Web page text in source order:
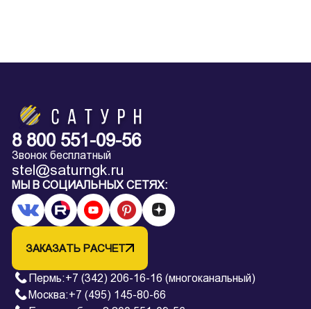
8 800 551-09-56
Звонок бесплатный
stel@saturngk.ru
МЫ В СОЦИАЛЬНЫХ СЕТЯХ:
ЗАКАЗАТЬ РАСЧЕТ
Пермь:+7 (342) 206-16-16 (многоканальный)
Москва:+7 (495) 145-80-66